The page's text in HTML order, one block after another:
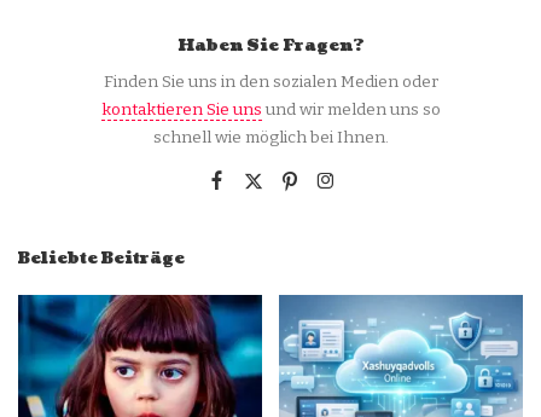
Haben Sie Fragen?
Finden Sie uns in den sozialen Medien oder
kontaktieren Sie uns und wir melden uns so
schnell wie möglich bei Ihnen.
Beliebte Beiträge